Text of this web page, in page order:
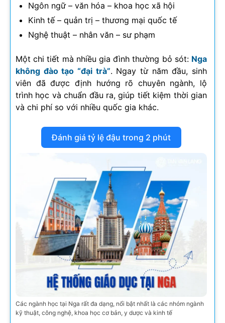
Ngôn ngữ – văn hóa – khoa học xã hội
Kinh tế – quản trị – thương mại quốc tế
Nghệ thuật – nhân văn – sư phạm
Một chi tiết mà nhiều gia đình thường bỏ sót: Nga
không đào tạo “đại trà”. Ngay từ năm đầu, sinh
viên đã được định hướng rõ chuyên ngành, lộ
trình học và chuẩn đầu ra, giúp tiết kiệm thời gian
và chi phí so với nhiều quốc gia khác.
Đánh giá tỷ lệ đậu trong 2 phút
Các ngành học tại Nga rất đa dạng, nổi bật nhất là các nhóm ngành
kỹ thuật, công nghệ, khoa học cơ bản, y dược và kinh tế